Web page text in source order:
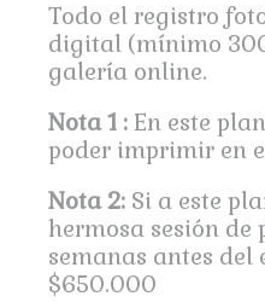
Todo el registro
digital (mínimo
galería online.
Nota 1 : En este
poder imprimir en
Nota 2: Si a este
hermosa sesión de
semanas antes del
$650.000